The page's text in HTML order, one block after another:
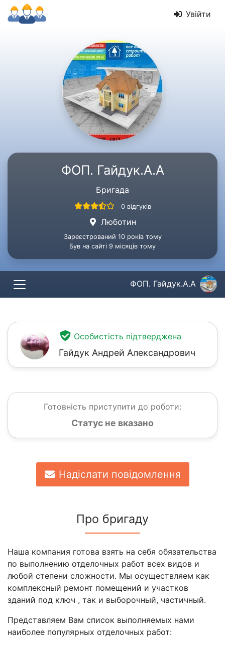
Увійти
ФОП. Гайдук.А.А
Бригада
0 відгуків
Люботин
Зареєстрований 10 років тому
Був на сайті 9 місяців тому
ФОП. Гайдук.А.А
Особистість підтверджена
Гайдук Андрей Александрович
Готовність приступити до роботи:
Статус не вказано
Надіслати повідомлення
Про бригаду
Наша компания готова взять на себя обязательства
по выполнению отделочных работ всех видов и
любой степени сложности. Мы осуществляем как
комплексный ремонт помещений и участков
зданий под ключ , так и выборочный, частичный.
Представляем Вам список выполняемых нами
наиболее популярных отделочных работ: